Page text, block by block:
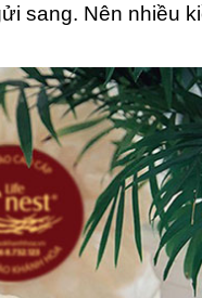
sang. Nên nhiều